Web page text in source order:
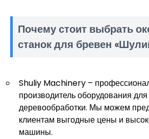
Почему стоит выбрать
станок для бревен
Shuliy Machinery –
производитель оборудования для
деревообработки. Мы можем
клиентам выгодные цены и
машины.